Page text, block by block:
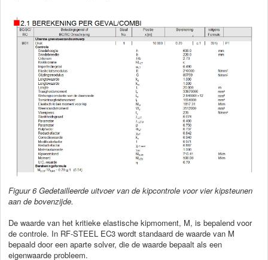
Figuur 6 Gedetailleerde uitvoer van de kipcontrole voor vier kipsteunen
aan de bovenzijde.
De waarde van het kritieke elastische kipmoment, M, is bepalend voor
de controle. In RF-STEEL EC3 wordt standaard de waarde van M
bepaald door een aparte solver, die de waarde bepaalt als een
eigenwaarde probleem.